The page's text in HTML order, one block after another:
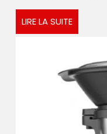
LIRE LA SUITELIRE
LA